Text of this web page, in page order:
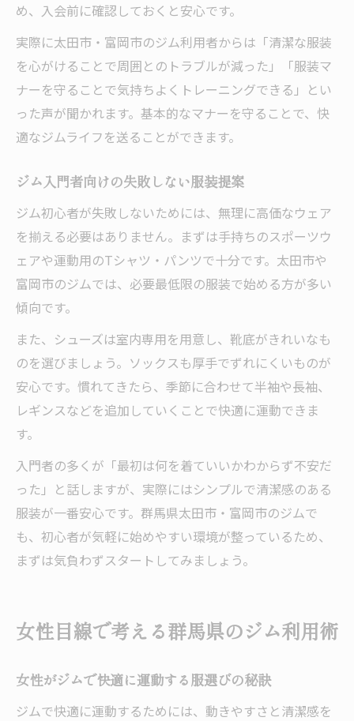
め、入会前に確認しておくと安心です。
実際に太田市・富岡市のジム利用者からは「清潔な服装
を心がけることで周囲とのトラブルが減った」「服装マ
ナーを守ることで気持ちよくトレーニングできる」とい
った声が聞かれます。基本的なマナーを守ることで、快
適なジムライフを送ることができます。
ジム入門者向けの失敗しない服装提案
ジム初心者が失敗しないためには、無理に高価なウェア
を揃える必要はありません。まずは手持ちのスポーツウ
ェアや運動用のTシャツ・パンツで十分です。太田市や
富岡市のジムでは、必要最低限の服装で始める方が多い
傾向です。
また、シューズは室内専用を用意し、靴底がきれいなも
のを選びましょう。ソックスも厚手でずれにくいものが
安心です。慣れてきたら、季節に合わせて半袖や長袖、
レギンスなどを追加していくことで快適に運動できま
す。
入門者の多くが「最初は何を着ていいかわからず不安だ
った」と話しますが、実際にはシンプルで清潔感のある
服装が一番安心です。群馬県太田市・富岡市のジムで
も、初心者が気軽に始めやすい環境が整っているため、
まずは気負わずスタートしてみましょう。
女性目線で考える群馬県のジム利用術
女性がジムで快適に運動する服選びの秘訣
ジムで快適に運動するためには、動きやすさと清潔感を